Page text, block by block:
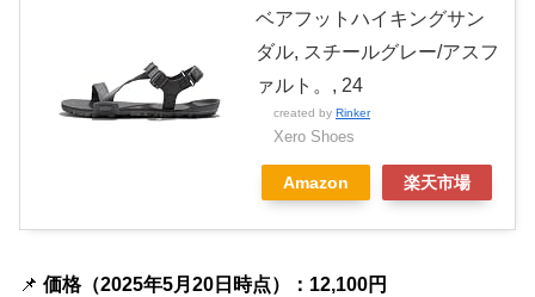
ベアフットハイキングサン
ダル, スチールグレー/アスフ
ァルト。, 24
created by Rinker
Xero Shoes
Amazon 楽天市場
📌 価格（2025年5月20日時点）：12,100円